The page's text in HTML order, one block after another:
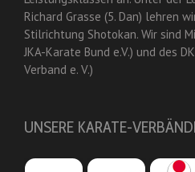
Richard Grasse (5. Dan) lehren
Stilrichtung Shotokan. Wir sind
JKA-Karate Bund e.V.) und des
Verband e. V.)
UNSERE KARATE-